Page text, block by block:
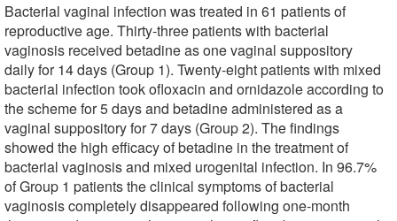
Bacterial vaginal infection was treated in 61 patients of
reproductive age. Thirty-three patients with bacterial
vaginosis received betadine as one vaginal suppository
daily for 14 days (Group 1). Twenty-eight patients with mixed
bacterial infection took ofloxacin and ornidazole according to
the scheme for 5 days and betadine administered as a
vaginal suppository for 7 days (Group 2). The findings
showed the high efficacy of betadine in the treatment of
bacterial vaginosis and mixed urogenital infection. In 96.7%
of Group 1 patients the clinical symptoms of bacterial
vaginosis completely disappeared following one-month